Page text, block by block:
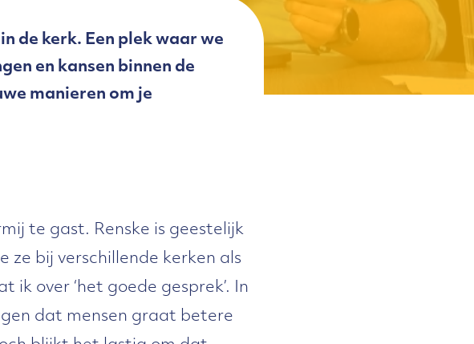
de kerk. Een plek waar we
en kansen binnen de
manieren om je
te gast. Renske is geestelijk
ze bij verschillende kerken als
over ‘het goede gesprek’. In
dat mensen graat betere